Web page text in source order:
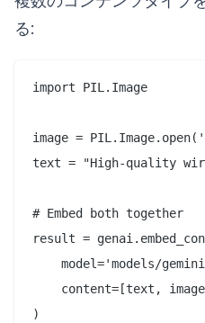
る:
import PIL.Image
image =
text = "High-quality
# Embed both together
result =
model='models/
content=[text,
)